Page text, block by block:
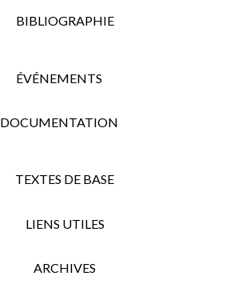
BIBLIOGRAPHIE
ÉVÉNEMENTS
DOCUMENTATION
TEXTES DE BASE
LIENS UTILES
ARCHIVES